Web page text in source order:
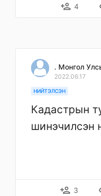
person_add 4
. Монгол
2022.06.17
НИЙТЭЛСЭН
Кадастрын
шинэчилсэн
person_add 3